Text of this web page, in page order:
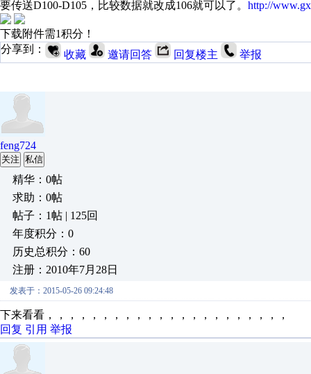
要传送D100-D105，比较数据就改成106就可以了。 http://
下载附件需1积分！
分享到：
收藏 邀请回答 回复楼主 举报
feng724
关注 私信
精华：0帖
求助：0帖
帖子：1帖 | 125回
年度积分：0
历史总积分：60
注册：2010年7月28日
发表于：2015-05-26 09:24:48
下来看看，，，，，，，，，，，，，，，，，，，，，，
回复 引用 举报